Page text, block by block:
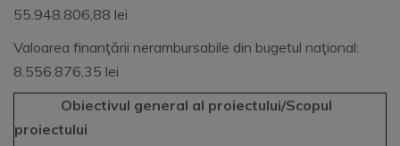
55.948.806,88 lei
Valoarea finanţării nerambursabile din bugetul naţional:
8.556.876,35 lei
Obiectivul general al proiectului/Scopul
proiectului